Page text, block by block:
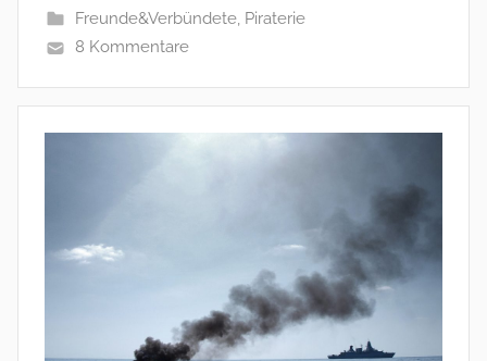
Freunde&Verbündete, Piraterie
8 Kommentare